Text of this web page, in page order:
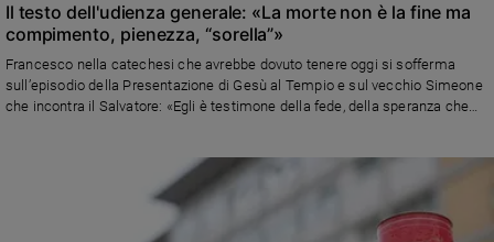
Il testo dell'udienza generale: «La morte non è la fine ma
compimento, pienezza, “sorella”»
Francesco nella catechesi che avrebbe dovuto tenere oggi si sofferma
sull’episodio della Presentazione di Gesù al Tempio e sul vecchio Simeone
che incontra il Salvatore: «Egli è testimone della fede, della speranza che
vera che egli ha già pregustato e in cui crede»